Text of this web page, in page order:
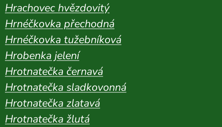
Hrachovec hvězdovitý
Hrnéčkovka přechodná
Hrnéčkovka tužebníková
Hrobenka jelení
Hrotnatečka černavá
Hrotnatečka sladkovonná
Hrotnatečka zlatavá
Hrotnatečka žlutá